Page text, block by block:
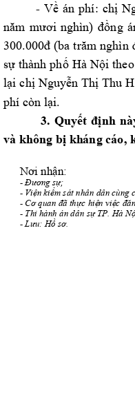
- Về án phí: chị
năm mươi nghìn) đồng
300.000đ (ba trăm nghìn
sự thành phố Hà Nội theo
lại chị Nguyễn Thị Thu H
phí còn lại.
3. Quyết định
và không bị kháng cáo,
Nơi nhận:
- Đương sự;
- Viện kiểm sát nhân dân cùng
- Cơ quan đã thực hiện việc
- Thi hành án dân sự TP. Hà
- Lưu: Hồ sơ.